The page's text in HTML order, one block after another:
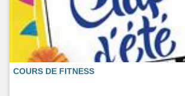
COURS DE FITNESS